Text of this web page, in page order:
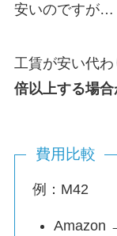
安いのですが…
工賃が安い代
倍以上する場合
費用比較
例：M42
Amazon